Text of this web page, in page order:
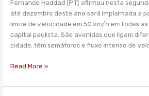
Fernando Haddad (PT) afirmou nesta
até dezembro deste ano será implantada a
limite de velocidade em 50 km/h em todas
capital paulista. São avenidas que ligam
cidade, têm semáforos e fluxo intenso de
Read More »